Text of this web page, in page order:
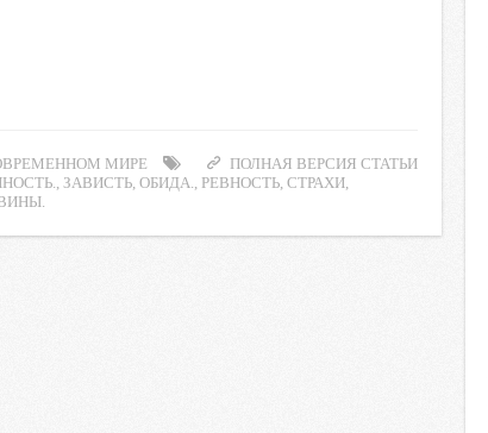
ПОЛНАЯ ВЕРСИЯ СТАТЬИ
МИРЕ
, ЗАВИСТЬ, ОБИДА., РЕВНОСТЬ, СТРАХИ,